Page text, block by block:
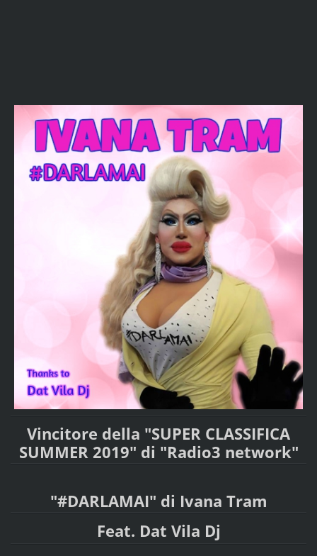
Vincitore della "SUPER CLASSIFICA
SUMMER 2019" di "Radio3 network"
"#DARLAMAI" di Ivana Tram
Feat. Dat Vila Dj